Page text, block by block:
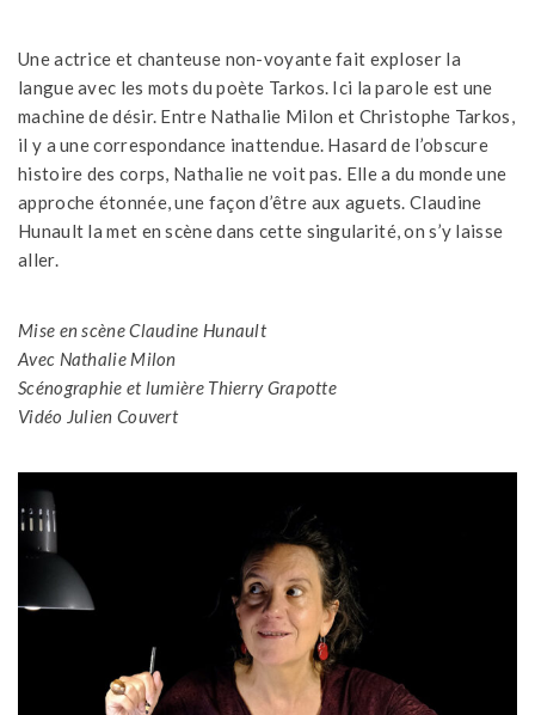
Une actrice et chanteuse non-voyante fait exploser la
langue avec les mots du poète Tarkos. Ici la parole est une
machine de désir. Entre Nathalie Milon et Christophe Tarkos,
il y a une correspondance inattendue. Hasard de l’obscure
histoire des corps, Nathalie ne voit pas. Elle a du monde une
approche étonnée, une façon d’être aux aguets. Claudine
Hunault la met en scène dans cette singularité, on s’y laisse
aller.
Mise en scène Claudine Hunault
Avec Nathalie Milon
Scénographie et lumière Thierry Grapotte
Vidéo Julien Couvert